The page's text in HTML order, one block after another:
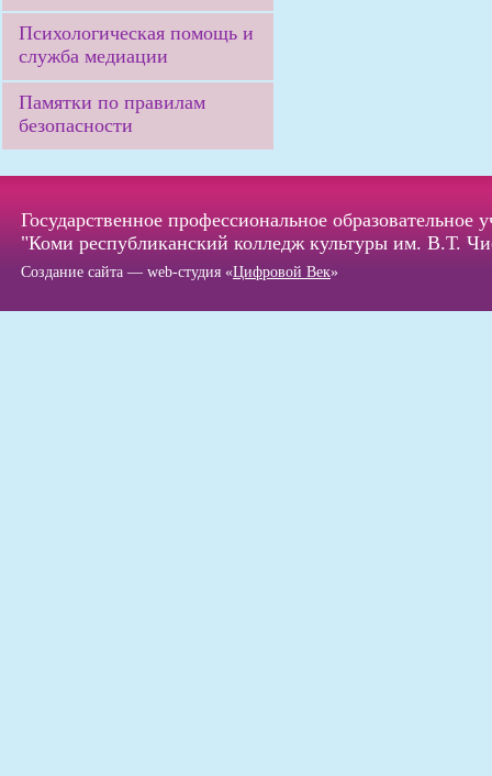
Психологическая помощь и
служба медиации
Памятки по правилам
безопасности
Государственное профессиональное
"Коми республиканский колледж культуры им. В.Т.
Создание сайта — web-студия «Цифровой Век»